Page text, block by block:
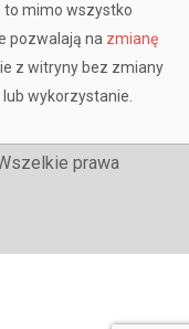
to mimo wszystko
pozwalają na zmianę
z witryny bez zmiany
wykorzystanie.
prawa